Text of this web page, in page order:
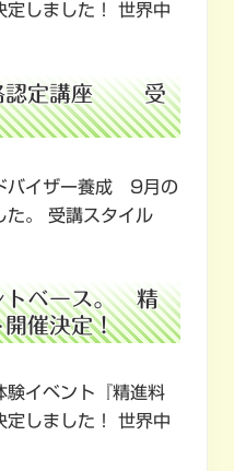
定しました！ 世界中
格認定講座 受
バイザー養成 9月の
た。 受講スタイル
トベース。 精
催決定！
験イベント『精進料
定しました！ 世界中